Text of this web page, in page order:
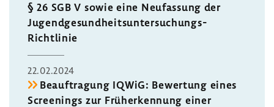
§ 26 SGB V sowie eine Neufassung der
Jugendgesundheitsuntersuchungs-
Richtlinie
22.02.2024
Beauftragung IQWiG: Bewertung eines
Screenings zur Früherkennung einer